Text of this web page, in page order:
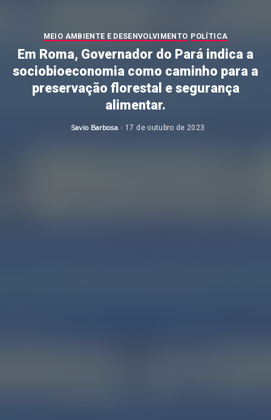
MEIO AMBIENTE E DESENVOLVIMENTO POLÍTICA
Em Roma, Governador do Pará indica a
sociobioeconomia como caminho para a
preservação florestal e segurança
alimentar.
Posted
Savio Barbosa 17 de outubro de 2023